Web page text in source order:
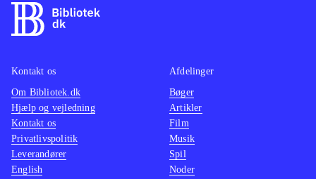
Kontakt os
Om Bibliotek.dk
Hjælp og vejledning
Kontakt os
Privatlivspolitik
Leverandører
English
Afdelinger
Bøger
Artikler
Film
Musik
Spil
Noder